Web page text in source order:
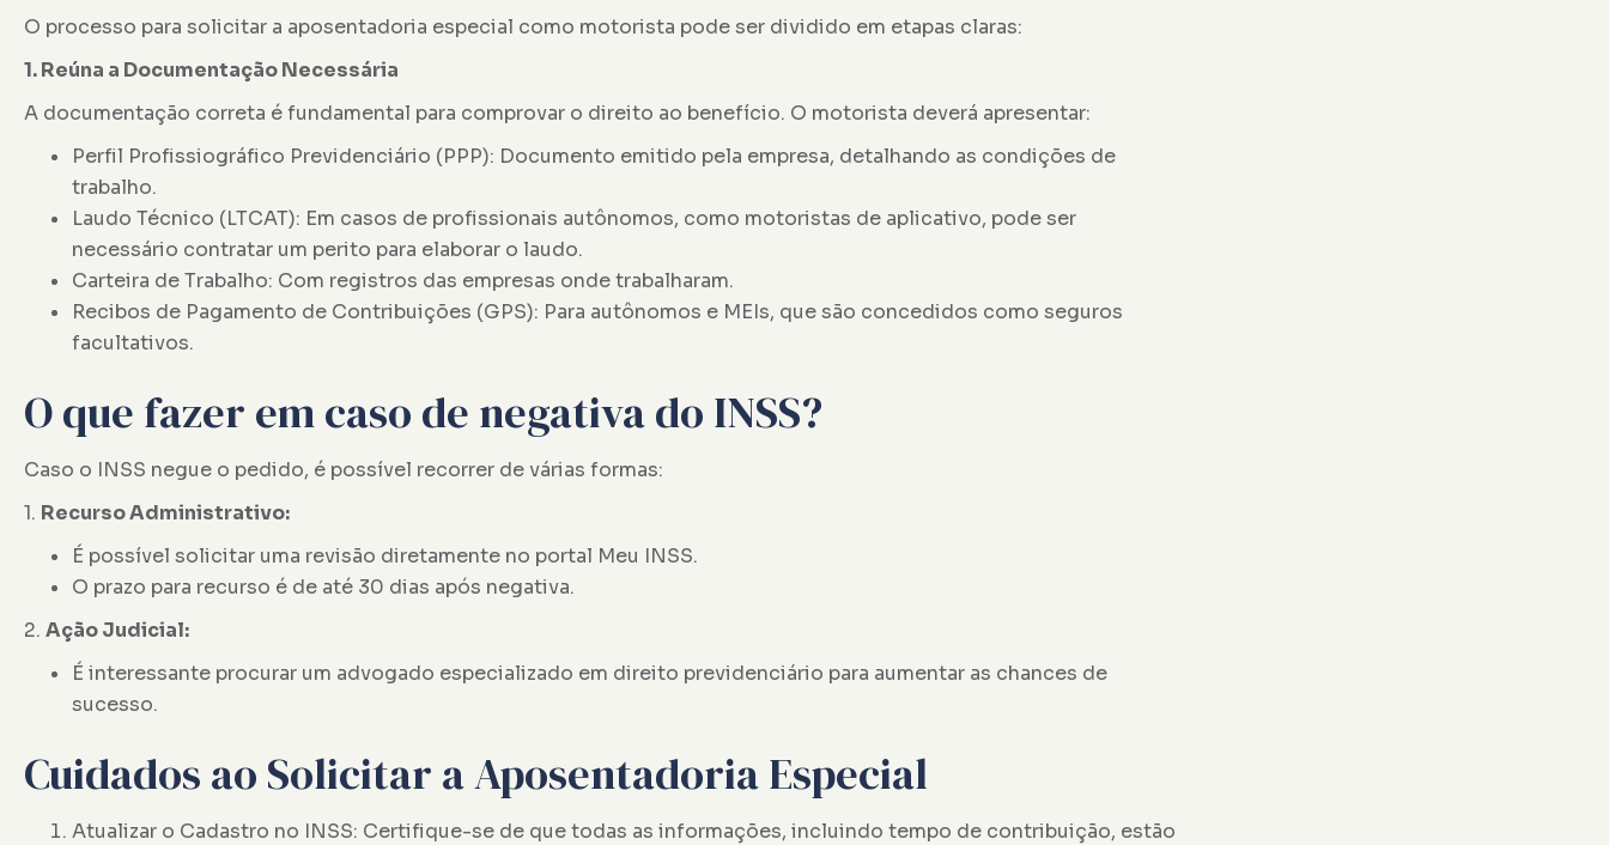
O processo para solicitar a aposentadoria especial como motorista pode ser dividido em etapas claras:
1. Reúna a Documentação Necessária
A documentação correta é fundamental para comprovar o direito ao benefício. O motorista deverá apresentar:
Perfil Profissiográfico Previdenciário (PPP): Documento emitido pela empresa, detalhando as condições de
trabalho.
Laudo Técnico (LTCAT): Em casos de profissionais autônomos, como motoristas de aplicativo, pode ser
necessário contratar um perito para elaborar o laudo.
Carteira de Trabalho: Com registros das empresas onde trabalharam.
Recibos de Pagamento de Contribuições (GPS): Para autônomos e MEIs, que são concedidos como seguros
facultativos.
O que fazer em caso de negativa do INSS?
Caso o INSS negue o pedido, é possível recorrer de várias formas:
1. Recurso Administrativo:
É possível solicitar uma revisão diretamente no portal Meu INSS.
O prazo para recurso é de até 30 dias após negativa.
2. Ação Judicial:
É interessante procurar um advogado especializado em direito previdenciário para aumentar as chances de
sucesso.
Cuidados ao Solicitar a Aposentadoria Especial
Atualizar o Cadastro no INSS: Certifique-se de que todas as informações, incluindo tempo de contribuição, estão